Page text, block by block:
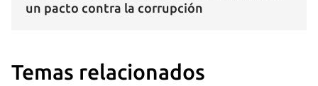
un pacto contra la corrupción
Temas relacionados